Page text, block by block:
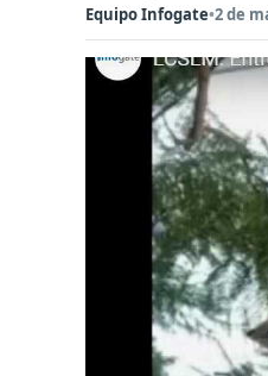
Equipo Infogate•2 de